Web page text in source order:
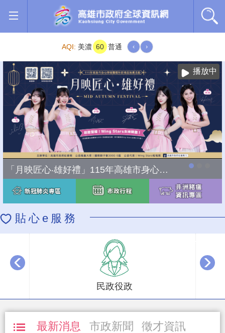
跳到主要內容區塊
AQI: 美濃 60 普通 ‹ ›
播放中
「月映匠心‧雄好禮」115年高雄市身心障礙團體秋節禮品推廣活動
貼心e服務
播放中
民政役政
最新消息 市政新聞 徵才資訊